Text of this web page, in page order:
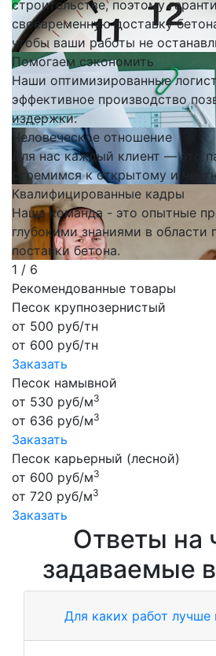
строительстве, поэтому
своевременную доставку
чтобы ваши работы не
Помогаем сэкономить
Наши оптимизированные
эффективное производство
издержки.
Человеческое отношение
Для нас каждый клиент — это
стремимся к открытому и
Квалифицированные кадры
Наша команда - это опытные
глубокими знаниями в области
поставки бетона.
1 / 6
Рекомендованные товары
Песок крупнозернистый
от 500 руб/тн
от 600 руб/тн
Заказать
Песок намывной
от 530 руб/м3
от 636 руб/м3
Заказать
Песок карьерный (лесной)
от 600 руб/м3
от 720 руб/м3
Заказать
Ответы на
задаваемые
Для каких работ лучше